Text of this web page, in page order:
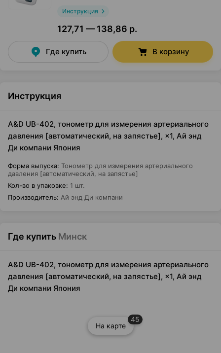
Инструкция
127,71 — 138,86 р.
Где купить В корзину
Инструкция
A&D UB-402, тонометр для измерения артериального
давления [автоматический, на запястье], ×1, Ай энд
Ди компани Япония
Форма выпуска: Тонометр для измерения артериального
давления [автоматический, на запястье]
Кол-во в упаковке: 1 шт.
Производитель: Ай энд Ди компани
Где купить Минск
A&D UB-402, тонометр для измерения артериального
давления [автоматический, на запястье], ×1, Ай энд
Ди компани Япония
На карте
45